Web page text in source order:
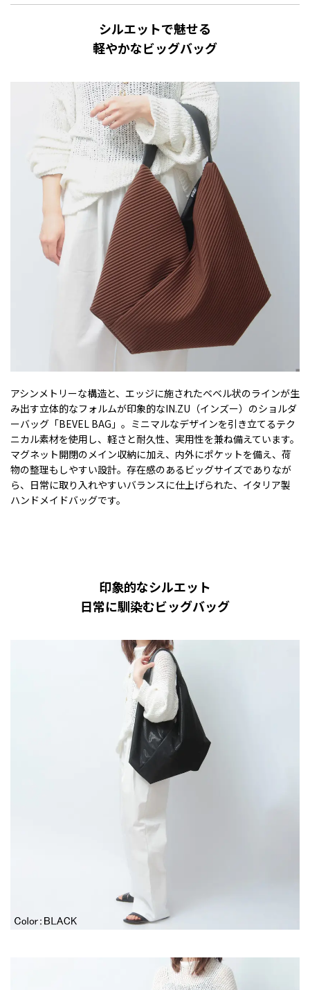
シルエットで魅せる
軽やかなビッグバッグ
アシンメトリーな構造と、エッジに施されたベベル状のラインが生
み出す立体的なフォルムが印象的なIN.ZU（インズー）のショルダ
ーバッグ「BEVEL BAG」。ミニマルなデザインを引き立てるテク
ニカル素材を使用し、軽さと耐久性、実用性を兼ね備えています。
マグネット開閉のメイン収納に加え、内外にポケットを備え、荷
物の整理もしやすい設計。存在感のあるビッグサイズでありなが
ら、日常に取り入れやすいバランスに仕上げられた、イタリア製
ハンドメイドバッグです。
印象的なシルエット
日常に馴染むビッグバッグ